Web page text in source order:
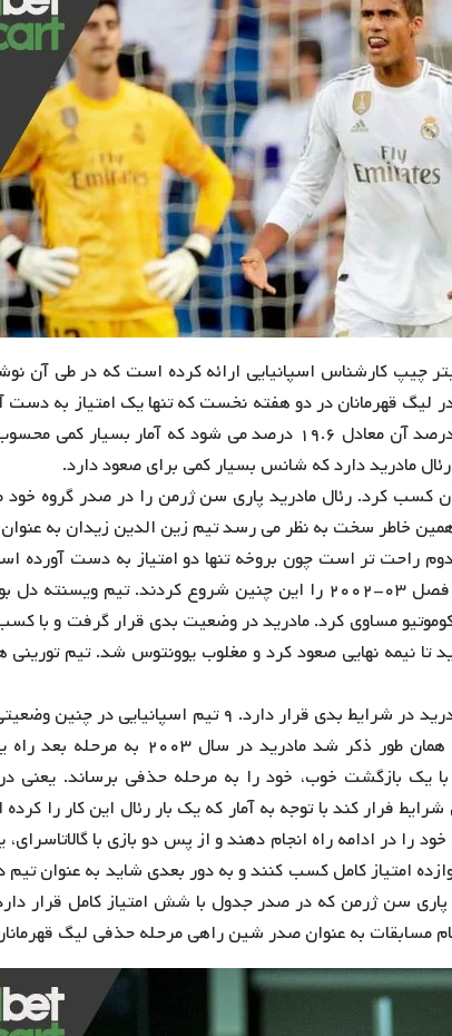
چیپ کارشناس اسپانیایی ارائه کرده است که در طی آن
تیم توانستند به دور بعد صعود کنند که درصد آن معادل ۱۹.۶ درصد می شود که
مادرید دارد که شانس بسیار کمی برای صعود دارد.
کسب کرد. رئال مادرید پاری سن ژرمن را در صدر گروه خود
همین خاطر سخت به نظر می‌ رسد تیم زین الدین زیدان به
راحت تر است چون بروخه تنها دو امتیاز به دست آورده
برای مادرید عجیب نیست. سفید پوشان فصل ۰۳-۲۰۰۲ را این چنین شروع کردند.
مساوی کرد. مادرید در وضعیت بدی قرار گرفت و با
تا نیمه نهایی صعود کرد و مغلوب یوونتوس شد. تیم تورینی
میسترچیپ در یک آمار دیگر نشان داد مادرید در شرایط بدی قرار دارد. ۹ تیم
و تنها یک تیم به دور بعد صعود کرد که همان طور ذکر شد
با یک بازگشت خوب، خود را به مرحله حذفی برساند. یعنی
فرار کند با توجه به آمار که یک بار رئال این کار را
را در ادامه راه انجام دهند و از پس دو بازی با گالاتاسرای،
امتیاز کامل کسب کنند و به دور بعدی شاید به عنوان
سن ژرمن که در صدر جدول با شش امتیاز کامل قرار
مسابقات به عنوان صدر شین راهی مرحله حذفی لیگ